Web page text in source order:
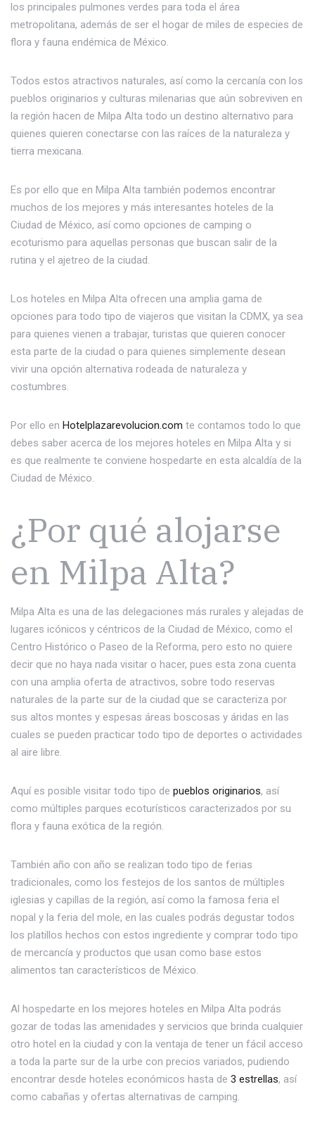
los principales pulmones verdes para toda el área
metropolitana, además de ser el hogar de miles de especies de
flora y fauna endémica de México.
Todos estos atractivos naturales, así como la cercanía con los
pueblos originarios y culturas milenarias que aún sobreviven en
la región hacen de Milpa Alta todo un destino alternativo para
quienes quieren conectarse con las raíces de la naturaleza y
tierra mexicana.
Es por ello que en Milpa Alta también podemos encontrar
muchos de los mejores y más interesantes hoteles de la
Ciudad de México, así como opciones de camping o
ecoturismo para aquellas personas que buscan salir de la
rutina y el ajetreo de la ciudad.
Los hoteles en Milpa Alta ofrecen una amplia gama de
opciones para todo tipo de viajeros que visitan la CDMX, ya sea
para quienes vienen a trabajar, turistas que quieren conocer
esta parte de la ciudad o para quienes simplemente desean
vivir una opción alternativa rodeada de naturaleza y
costumbres.
Por ello en Hotelplazarevolucion.com te contamos todo lo que
debes saber acerca de los mejores hoteles en Milpa Alta y si
es que realmente te conviene hospedarte en esta alcaldía de la
Ciudad de México.
¿Por qué alojarse
en Milpa Alta?
Milpa Alta es una de las delegaciones más rurales y alejadas de
lugares icónicos y céntricos de la Ciudad de México, como el
Centro Histórico o Paseo de la Reforma, pero esto no quiere
decir que no haya nada visitar o hacer, pues esta zona cuenta
con una amplia oferta de atractivos, sobre todo reservas
naturales de la parte sur de la ciudad que se caracteriza por
sus altos montes y espesas áreas boscosas y áridas en las
cuales se pueden practicar todo tipo de deportes o actividades
al aire libre.
Aquí es posible visitar todo tipo de pueblos originarios, así
como múltiples parques ecoturísticos caracterizados por su
flora y fauna exótica de la región.
También año con año se realizan todo tipo de ferias
tradicionales, como los festejos de los santos de múltiples
iglesias y capillas de la región, así como la famosa feria el
nopal y la feria del mole, en las cuales podrás degustar todos
los platillos hechos con estos ingrediente y comprar todo tipo
de mercancía y productos que usan como base estos
alimentos tan característicos de México.
Al hospedarte en los mejores hoteles en Milpa Alta podrás
gozar de todas las amenidades y servicios que brinda cualquier
otro hotel en la ciudad y con la ventaja de tener un fácil acceso
a toda la parte sur de la urbe con precios variados, pudiendo
encontrar desde hoteles económicos hasta de 3 estrellas, así
como cabañas y ofertas alternativas de camping.